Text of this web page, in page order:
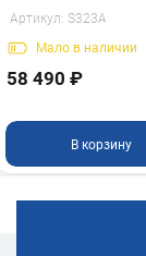
Артикул: S323A
Мало в наличии
58 490 ₽
В корзину